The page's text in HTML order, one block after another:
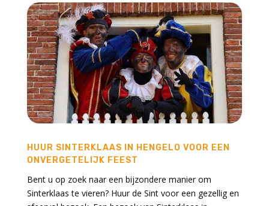
HUUR SINTERKLAAS IN HENGELO VOOR EEN
ONVERGETELIJK FEEST
Bent u op zoek naar een bijzondere manier om
Sinterklaas te vieren? Huur de Sint voor een gezellig en